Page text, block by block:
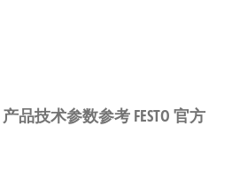
品技术参数参考 FESTO 官方